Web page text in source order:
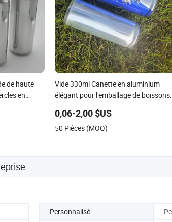
de haute
en
Vide 330ml Canette en aluminium
élégant pour l'emballage de boissons
0,06-2,00 $US
50 Pièces (MOQ)
Personnalisé